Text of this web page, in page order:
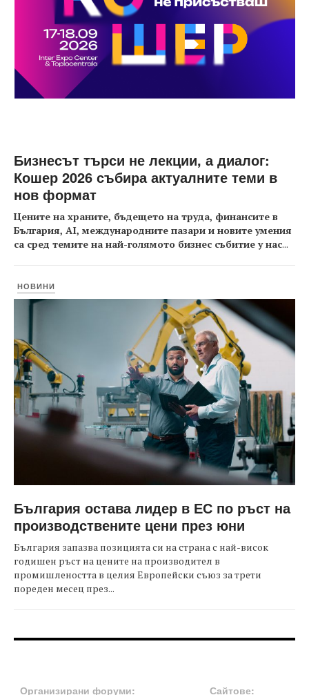
Бизнесът търси не лекции, а диалог:
Кошер 2026 събира актуалните теми в
нов формат
Цените на храните, бъдещето на труда, финансите в
България, AI, международните пазари и новите умения
са сред темите на най-голямото бизнес събитие у нас...
НОВИНИ
България остава лидер в ЕС по ръст на
производствените цени през юни
България запазва позицията си на страна с най-висок
годишен ръст на цените на производител в
промишлеността в целия Европейски съюз за трети
пореден месец през...
Организирани форуми: Сайтове: